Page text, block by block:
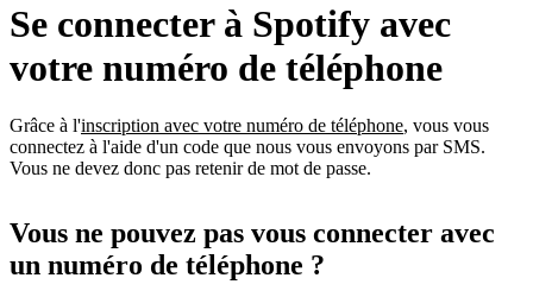
Se connecter à Spotify avec
votre numéro de téléphone
Grâce à l'inscription avec votre numéro de téléphone, vous vous
connectez à l'aide d'un code que nous vous envoyons par SMS.
Vous ne devez donc pas retenir de mot de passe.
Vous ne pouvez pas vous connecter avec
un numéro de téléphone ?